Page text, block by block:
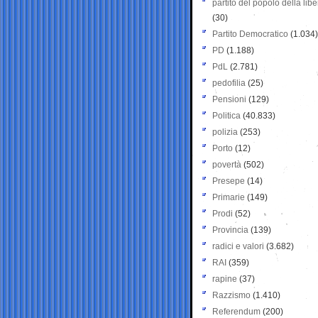
partito del popolo della
(30)
Partito Democratico (1.034)
PD (1.188)
PdL (2.781)
pedofilia (25)
Pensioni (129)
Politica (40.833)
polizia (253)
Porto (12)
povertà (502)
Presepe (14)
Primarie (149)
Prodi (52)
Provincia (139)
radici e valori (3.682)
RAI (359)
rapine (37)
Razzismo (1.410)
Referendum (200)